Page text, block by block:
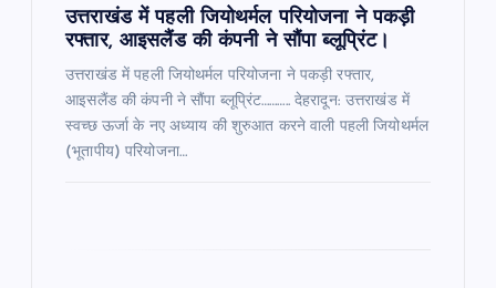
उत्तराखंड में पहली जियोथर्मल परियोजना ने पकड़ी
रफ्तार, आइसलैंड की कंपनी ने सौंपा ब्लूप्रिंट।
उत्तराखंड में पहली जियोथर्मल परियोजना ने पकड़ी रफ्तार,
आइसलैंड की कंपनी ने सौंपा ब्लूप्रिंट……….. देहरादून: उत्तराखंड में
स्वच्छ ऊर्जा के नए अध्याय की शुरुआत करने वाली पहली जियोथर्मल
(भूतापीय) परियोजना…